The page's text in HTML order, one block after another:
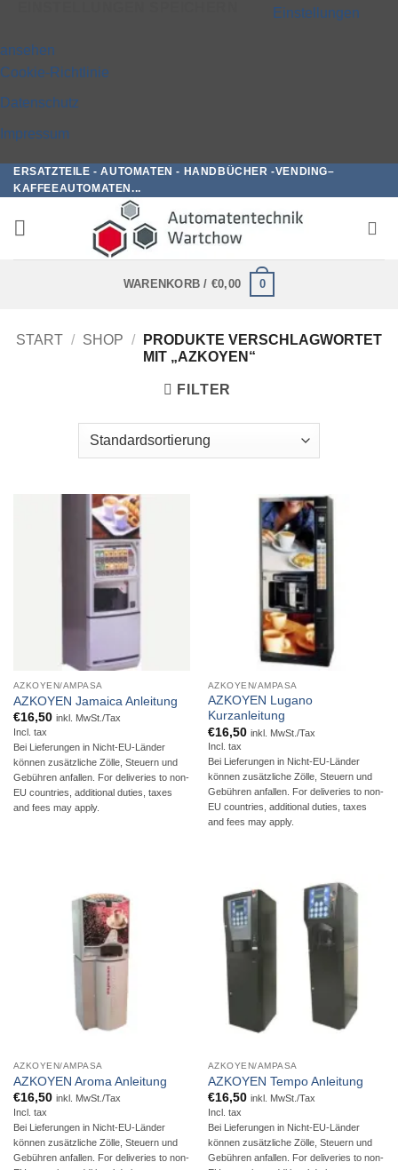
Einstellungen
ansehen
Cookie-Richtlinie
Datenschutz
Impressum
Zum
Inhalt
springen
ERSATZTEILE - AUTOMATEN - HANDBÜCHER -VENDING–
KAFFEEAUTOMATEN...
WARENKORB / €0,00 0
START / SHOP /
PRODUKTE VERSCHLAGWORTET
MIT „AZKOYEN“
FILTER
AZKOYEN/AMPASA
AZKOYEN Jamaica Anleitung
€16,50 inkl. MwSt./Tax
Incl. tax
Bei Lieferungen in Nicht-EU-Länder
können zusätzliche Zölle, Steuern und
Gebühren anfallen. For deliveries to non-
EU countries, additional duties, taxes
and fees may apply.
AZKOYEN/AMPASA
AZKOYEN Lugano
Kurzanleitung
€16,50 inkl. MwSt./Tax
Incl. tax
Bei Lieferungen in Nicht-EU-Länder
können zusätzliche Zölle, Steuern und
Gebühren anfallen. For deliveries to non-
EU countries, additional duties, taxes
and fees may apply.
AZKOYEN/AMPASA
AZKOYEN Aroma Anleitung
€16,50 inkl. MwSt./Tax
Incl. tax
Bei Lieferungen in Nicht-EU-Länder
können zusätzliche Zölle, Steuern und
Gebühren anfallen. For deliveries to non-
AZKOYEN/AMPASA
AZKOYEN Tempo Anleitung
€16,50 inkl. MwSt./Tax
Incl. tax
Bei Lieferungen in Nicht-EU-Länder
können zusätzliche Zölle, Steuern und
Gebühren anfallen. For deliveries to non-